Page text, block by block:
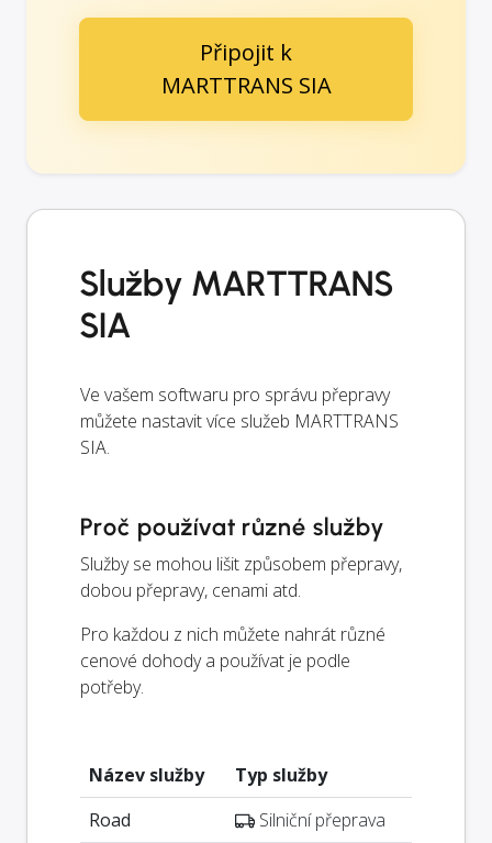
Připojit k
MARTTRANS SIA
Služby MARTTRANS
SIA
Ve vašem softwaru pro správu přepravy
můžete nastavit více služeb MARTTRANS
SIA.
Proč používat různé služby
Služby se mohou lišit způsobem přepravy,
dobou přepravy, cenami atd.
Pro každou z nich můžete nahrát různé
cenové dohody a používat je podle
potřeby.
Název služby
Typ služby
Road
Silniční přeprava